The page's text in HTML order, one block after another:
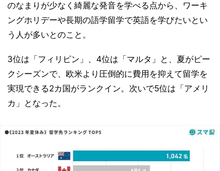
のなまりが少なく綺麗な発音を学べる点から、ワーキ
ングホリデーや長期の語学留学で英語を学びたいとい
う人が多いとのこと。
3位は「フィリピン」、4位は「マルタ」と、夏がピー
クシーズンで、欧米より圧倒的に費用を抑えて留学を
実現できる2カ国がランクイン。次いで5位は「アメリ
カ」となった。